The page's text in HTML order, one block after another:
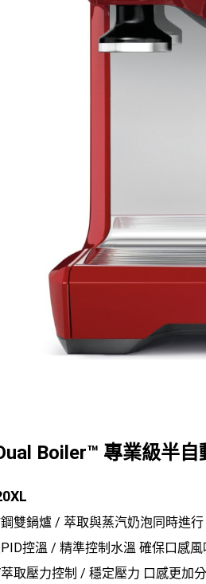
Boiler™ 專業級半自
雙鍋爐 / 萃取與蒸汽奶泡同時進行
控溫 / 精準控制水溫 確保口感風
取壓力控制 / 穩定壓力 口感更加分